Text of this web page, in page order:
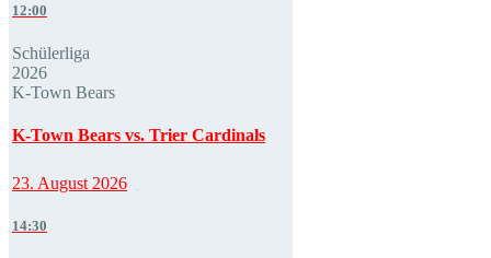
12:00
Schülerliga
2026
K-Town Bears
K-Town Bears vs. Trier Cardinals
23. August 2026
14:30